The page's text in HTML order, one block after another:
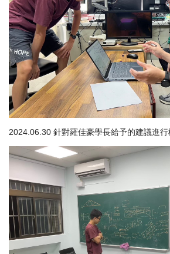
2024.06.30 針對羅佳豪學長給予的建議進行